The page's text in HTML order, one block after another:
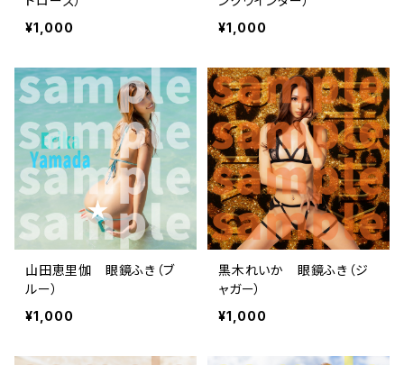
¥1,000
¥1,000
山田恵里伽 眼鏡ふき（ブ
ルー）
¥1,000
黒木れいか 眼鏡ふき（ジ
ャガー）
¥1,000